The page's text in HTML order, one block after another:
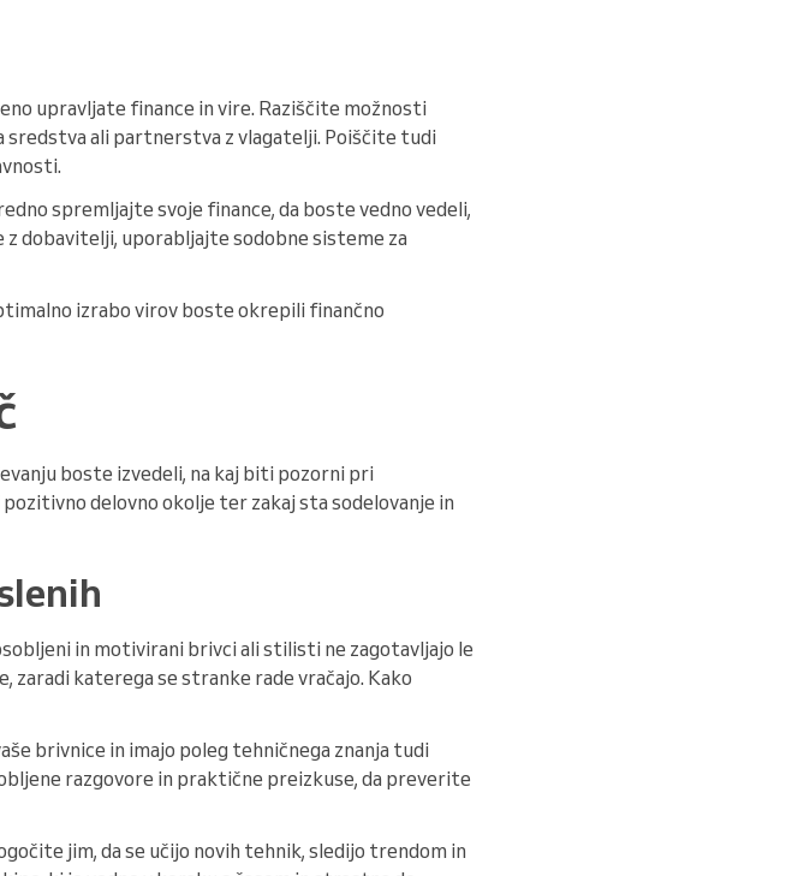
upravljate finance in vire. Raziščite možnosti
sredstva ali partnerstva z vlagatelji. Poiščite tudi
spremljajte svoje finance, da boste vedno vedeli,
dobavitelji, uporabljajte sodobne sisteme za
izrabo virov boste okrepili finančno
boste izvedeli, na kaj biti pozorni pri
delovno okolje ter zakaj sta sodelovanje in
in motivirani brivci ali stilisti ne zagotavljajo le
katerega se stranke rade vračajo. Kako
brivnice in imajo poleg tehničnega znanja tudi
razgovore in praktične preizkuse, da preverite
jim, da se učijo novih tehnik, sledijo trendom in